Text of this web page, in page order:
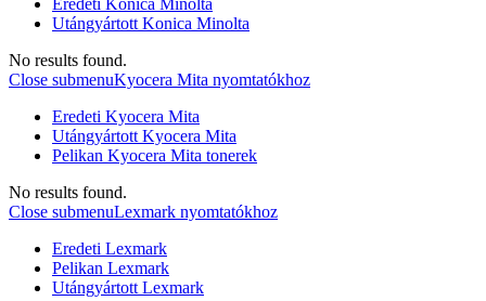
Eredeti Konica Minolta
Utángyártott Konica Minolta
No results found.
Close submenuKyocera Mita nyomtatókhoz
Eredeti Kyocera Mita
Utángyártott Kyocera Mita
Pelikan Kyocera Mita tonerek
No results found.
Close submenuLexmark nyomtatókhoz
Eredeti Lexmark
Pelikan Lexmark
Utángyártott Lexmark